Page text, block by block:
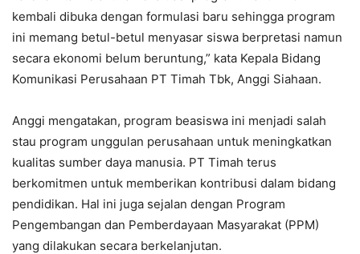
kembali dibuka dengan formulasi baru sehingga program
ini memang betul-betul menyasar siswa berpretasi namun
secara ekonomi belum beruntung,” kata Kepala Bidang
Komunikasi Perusahaan PT Timah Tbk, Anggi Siahaan.
Anggi mengatakan, program beasiswa ini menjadi salah
stau program unggulan perusahaan untuk meningkatkan
kualitas sumber daya manusia. PT Timah terus
berkomitmen untuk memberikan kontribusi dalam bidang
pendidikan. Hal ini juga sejalan dengan Program
Pengembangan dan Pemberdayaan Masyarakat (PPM)
yang dilakukan secara berkelanjutan.